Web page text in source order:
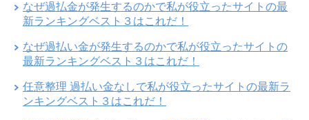
なぜ過払金が発生するのかで私が役立ったサイトの最
新ランキングベスト３はこれだ！
なぜ過払い金が発生するのかで私が役立ったサイトの
最新ランキングベスト３はこれだ！
任意整理 過払い金なしで私が役立ったサイトの最新ラ
ンキングベスト３はこれだ！